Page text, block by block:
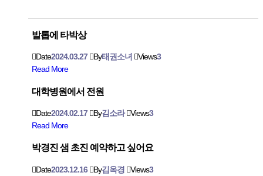
발톱에 타박상
Date2024.03.27 By태권소녀 Views3
Read More
대학병원에서 전원
Date2024.02.17 By김소라 Views3
Read More
박경진 샘 초진 예약하고 싶어요
Date2023.12.16 By김옥경 Views3